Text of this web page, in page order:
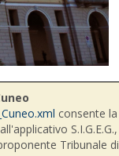
consente la
S.I.G.E.G.,
Tribunale di